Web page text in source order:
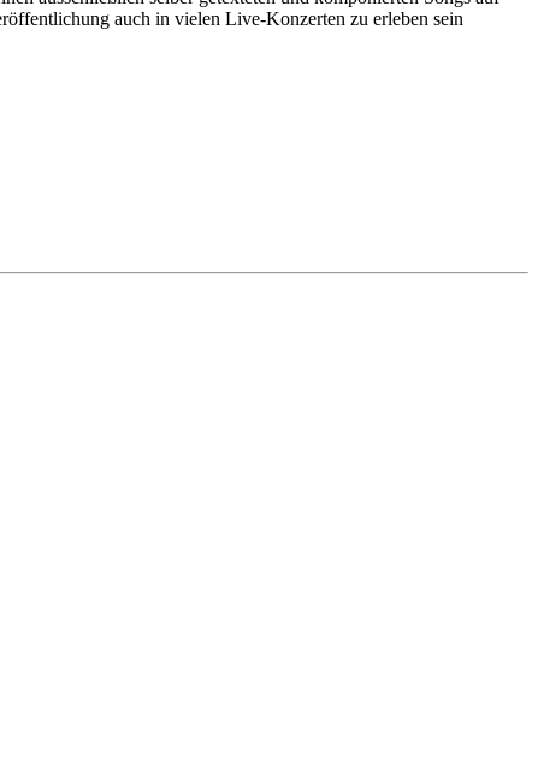
auch in vielen Live-Konzerten zu erleben sein